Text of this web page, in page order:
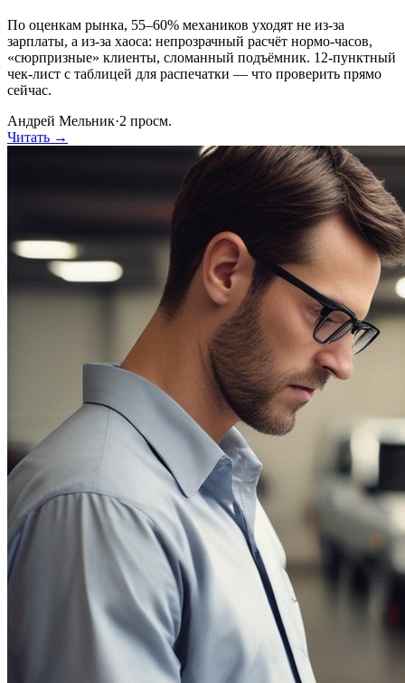
По оценкам рынка, 55–60% механиков уходят не из-за
зарплаты, а из-за хаоса: непрозрачный расчёт нормо-часов,
«сюрпризные» клиенты, сломанный подъёмник. 12-пунктный
чек-лист с таблицей для распечатки — что проверить прямо
сейчас.
Андрей Мельник·2 просм.
Читать →